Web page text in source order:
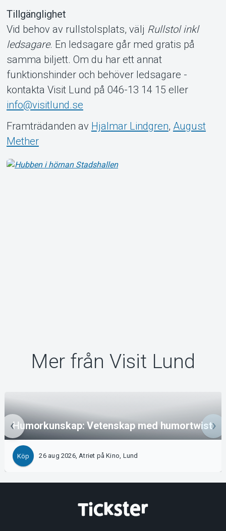
Tillgänglighet
Vid behov av rullstolsplats, välj Rullstol inkl
ledsagare. En ledsagare går med gratis på
samma biljett. Om du har ett annat
funktionshinder och behöver ledsagare -
kontakta Visit Lund på 046-13 14 15 eller
info@visitlund.se
Framträdanden av Hjalmar Lindgren, August
Mether
Mer från Visit Lund
Humorkunskap: Vetenskap med humortwist
Köp 26 aug 2026, Atriet på Kino, Lund